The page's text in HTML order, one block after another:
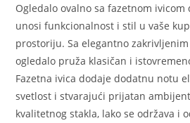
Ogledalo ovalno sa fazetnom ivicom
unosi funkcionalnost i stil u vaše
prostoriju. Sa elegantno
ogledalo pruža klasičan i
Fazetna ivica dodaje dodatnu notu
svetlost i stvarajući prijatan
kvalitetnog stakla, lako se održava i